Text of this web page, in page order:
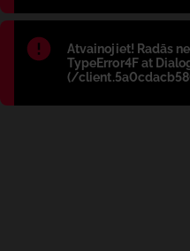
Błąd:
Atvainojiet! Radās
TypeError4F at
(/